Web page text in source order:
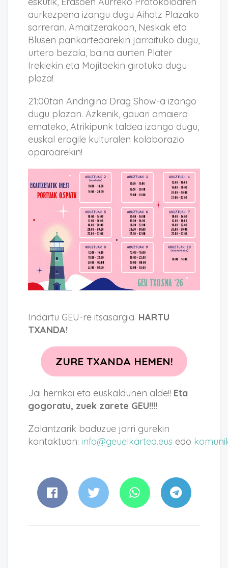
aurkezpena izangu dugu Aihotz Plazako
sarreran. Amaitzerakoan, Neskak eta
Blusen pankarteoarekin jarraituko dugu,
urtero bezala, baina aurten Plater
Irekiekin eta Mojitoekin girotuko dugu
plaza!
21:00tan Andrigina Drag Show-a izango
dugu plazan. Azkenik, gauari amaiera
emateko, Atrikipunk taldea izango dugu,
euskal eragile kulturalen kolaborazio
oparoarekin!
Indartu GEU-re itsasargia. HARTU
TXANDA!
ZURE TXANDA HEMEN!
Jai herrikoi eta euskaldunen alde!! Eta
gogoratu, zuek zarete GEU!!!!
Zalantzarik baduzue jarri gurekin
kontaktuan: info@geuelkartea.eus edo